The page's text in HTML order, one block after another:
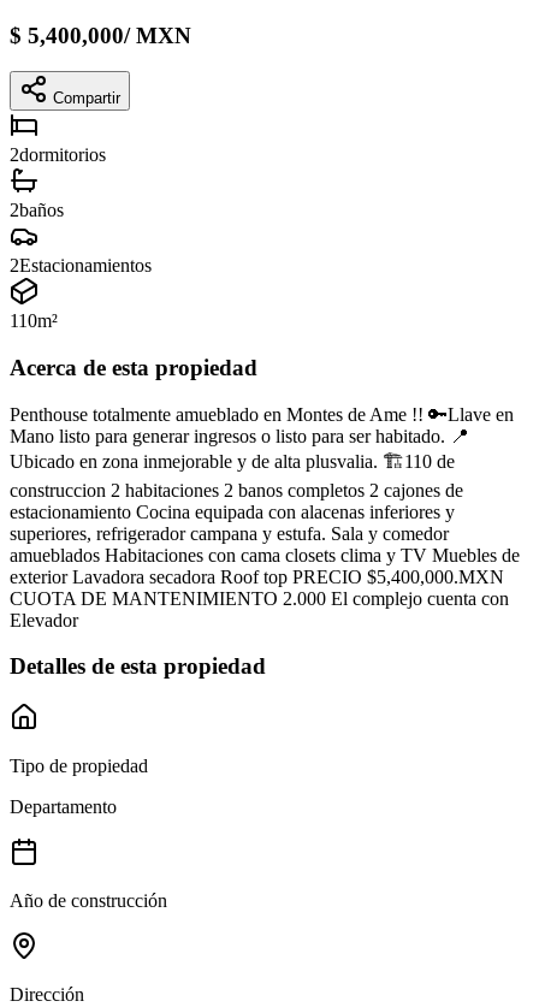
$ 5,400,000/MXN
Compartir
2dormitorios
2baños
2Estacionamientos
110m²
Acerca de esta propiedad
Penthouse totalmente amueblado en Montes de Ame !! 🔑Llave en
Mano listo para generar ingresos o listo para ser habitado. 📍
Ubicado en zona inmejorable y de alta plusvalia. 🏗110 de
construccion 2 habitaciones 2 banos completos 2 cajones de
estacionamiento Cocina equipada con alacenas inferiores y
superiores, refrigerador campana y estufa. Sala y comedor
amueblados Habitaciones con cama closets clima y TV Muebles de
exterior Lavadora secadora Roof top PRECIO $5,400,000.MXN
CUOTA DE MANTENIMIENTO 2.000 El complejo cuenta con
Elevador
Detalles de esta propiedad
Tipo de propiedad
Departamento
Año de construcción
Dirección